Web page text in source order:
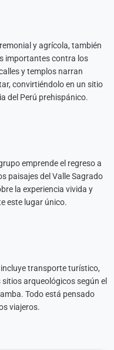
y agrícola, también
importantes contra los
y templos narran
convirtiéndolo en un sitio
del Perú prehispánico.
emprende el regreso a
paisajes del Valle Sagrado
la experiencia vivida y
este lugar único.
incluye transporte turístico,
arqueológicos según el
Todo está pensado
viajeros.